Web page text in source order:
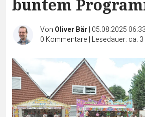
buntem
Von Oliver Bär | 05.08.2025
0 Kommentare | Lesedauer: ca.